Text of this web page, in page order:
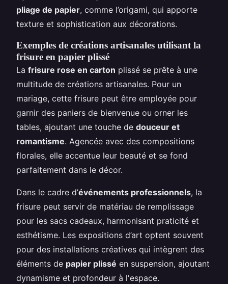
pliage de papier, comme l’origami, qui apporte
texture et sophistication aux décorations.
Exemples de créations artisanales utilisant la
frisure en papier plissé
La frisure rose en carton plissé se prête à une
multitude de créations artisanales. Pour un
mariage, cette frisure peut être employée pour
garnir des paniers de bienvenue ou orner les
tables, ajoutant une touche de douceur et
romantisme. Agencée avec des compositions
florales, elle accentue leur beauté et se fond
parfaitement dans le décor.
Dans le cadre d’événements professionnels, la
frisure peut servir de matériau de remplissage
pour les sacs cadeaux, harmonisant praticité et
esthétisme. Les expositions d’art optent souvent
pour des installations créatives qui intègrent des
éléments de papier plissé en suspension, ajoutant
dynamisme et profondeur à l'espace.